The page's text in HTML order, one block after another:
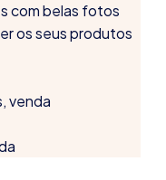
com belas fotos
os seus produtos
venda